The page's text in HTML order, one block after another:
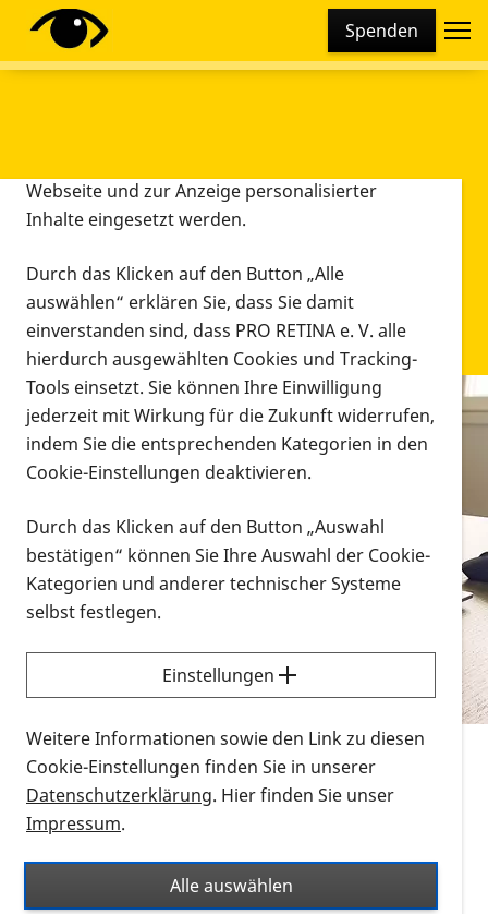
Spenden
Infomaterial
Infomaterial
Vorlesen
Alle Infomaterialien in verschiedenen
Formaten an einem Ort
Sie möchten wissen, wie Sie nach Infonmaterial
suchen und dieses bestellen bzw. herunterladen
können? Schauen Sie sich dieErklärvideos zum
Thema Infomaterial auf der PRO RETINA-Website
für blinde und sehbehinderte Menschen an.
Auf dieser Seite finden Sie sämtliches Infomaterial
Ort. Nutzen Sie den Formatfilter, um ausschließlich
nach Flyern und Broschüren, Audios oder Videos zu
Diese Webseite setzt verschiedene Cookies und
Tracking-Tools ein. Dies beinhaltet Cookies und
Webseite und zur Anzeige personalisierter
Inhalte eingesetzt werden.
Durch das Klicken auf den Button „Alle
auswählen“ erklären Sie, dass Sie damit
einverstanden sind, dass PRO RETINA e. V. alle
hierdurch ausgewählten Cookies und Tracking-
Tools einsetzt. Sie können Ihre Einwilligung
jederzeit mit Wirkung für die Zukunft widerrufen,
indem Sie die entsprechenden Kategorien in den
Cookie-Einstellungen deaktivieren.
Durch das Klicken auf den Button „Auswahl
bestätigen“ können Sie Ihre Auswahl der Cookie-
Kategorien und anderer technischer Systeme
selbst festlegen.
Einstellungen
Weitere Informationen sowie den Link zu diesen
Cookie-Einstellungen finden Sie in unserer
Datenschutzerklärung. Hier finden Sie unser
Impressum.
Alle auswählen